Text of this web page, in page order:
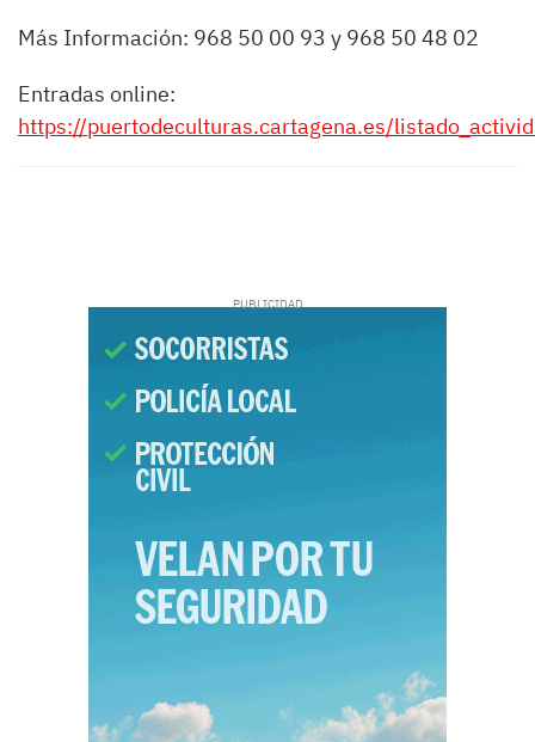
Más Información: 968 50 00 93 y 968 50 48 02
Entradas online:
https://puertodeculturas.cartagena.es/